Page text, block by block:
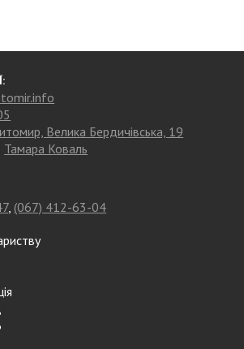
Велика Бердичівська, 19
Тамара Коваль
, (067) 412-63-04